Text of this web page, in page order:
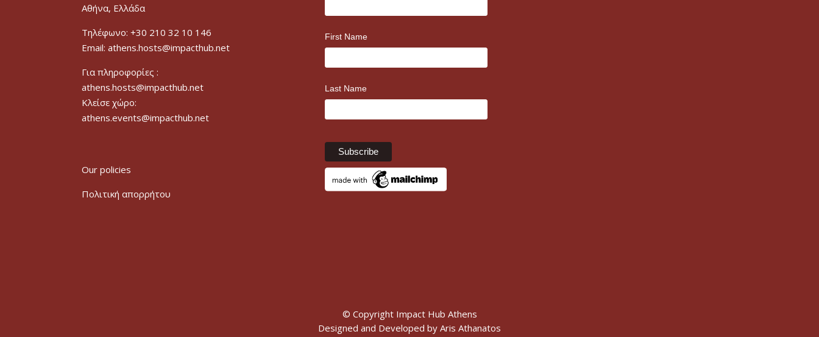
Αθήνα, Ελλάδα
Τηλέφωνο: +30 210 32 10 146
Email: athens.hosts@impacthub.net
Για πληροφορίες :
athens.hosts@impacthub.net
Κλείσε χώρο:
athens.events@impacthub.net
Our policies
Πολιτική απορρήτου
First Name
Last Name
© Copyright Impact Hub Athens
Designed and Developed by Aris Athanatos